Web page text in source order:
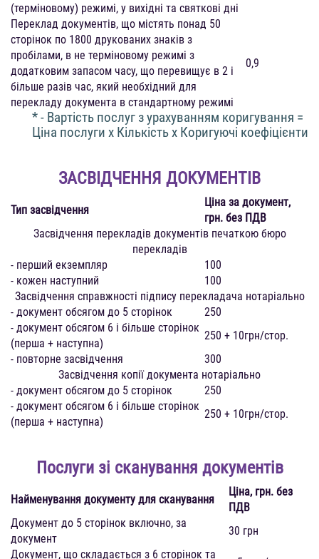
(терміновому) режимі, у вихідні та святкові дні
Переклад документів, що містять понад 50
сторінок по 1800 друкованих знаків з
пробілами, в не терміновому режимі з
додатковим запасом часу, що перевищує в 2 і
більше разів час, який необхідний для
перекладу документа в стандартному режимі
0,9
* - Вартість послуг з урахуванням коригування =
Ціна послуги х Кількість х Коригуючі коефіцієнти
ЗАСВІДЧЕННЯ ДОКУМЕНТІВ
Тип засвідчення
Ціна за документ,
грн. без ПДВ
Засвідчення перекладів документів печаткою бюро
перекладів
- перший екземпляр
100
- кожен наступний
100
Засвідчення справжності підпису перекладача нотаріально
- документ обсягом до 5 сторінок
250
- документ обсягом 6 і більше сторінок
(перша + наступна)
250 + 10грн/стор.
- повторне засвідчення
300
Засвідчення копії документа нотаріально
- документ обсягом до 5 сторінок
250
- документ обсягом 6 і більше сторінок
(перша + наступна)
250 + 10грн/стор.
Послуги зі сканування документів
Найменування документу для сканування
Ціна, грн. без
ПДВ
Документ до 5 сторінок включно, за
документ
30 грн
Документ, що складається з 6 сторінок та